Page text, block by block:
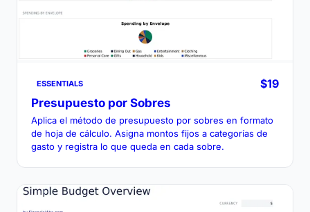
ESSENTIALS
$19
Presupuesto por Sobres
Aplica el método de presupuesto por sobres en formato
de hoja de cálculo. Asigna montos fijos a categorías de
gasto y registra lo que queda en cada sobre.